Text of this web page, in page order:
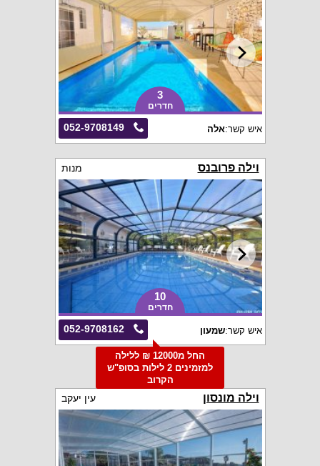
3
חדרים
052-9708149 איש קשר:אלה
וילה פרובנס מנות
10
חדרים
052-9708162 איש קשר:שמעון
החל מ12000 ₪ ללילה
למזמינים 2 לילות בסופ"ש
הקרוב
וילה מונסון עין יעקב